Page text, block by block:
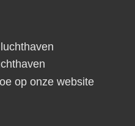
op onze website